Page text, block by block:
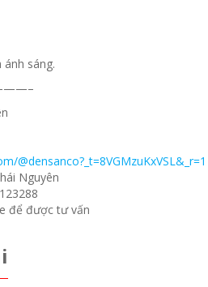
sáng.
@densanco?_t=8VGMzuKxVSL&_r=1
Nguyên
để được tư vấn